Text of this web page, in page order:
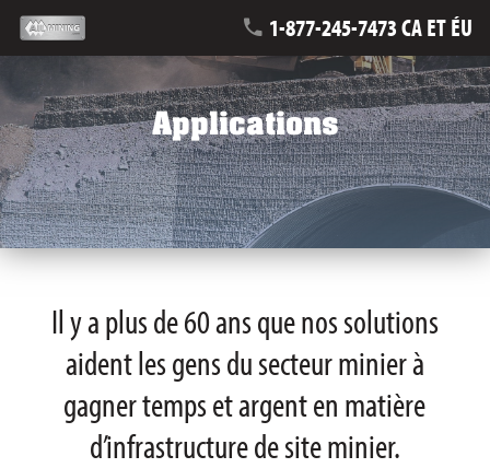
1-877-245-7473 CA ET ÉU
Applications
Il y a plus de 60 ans que nos solutions
aident les gens du secteur minier à
gagner temps et argent en matière
d’infrastructure de site minier.